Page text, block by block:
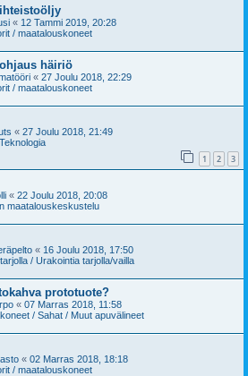
« 12 Tammi 2019, 20:28
/ maatalouskoneet
häiriö
« 27 Joulu 2018, 22:29
/ maatalouskoneet
« 27 Joulu 2018, 21:49
1 2 3
« 22 Joulu 2018, 20:08
maatalouskeskustelu
« 16 Joulu 2018, 17:50
/ Urakointia tarjolla/vailla
prototuote?
« 07 Marras 2018, 11:58
/ Sahat / Muut apuvälineet
« 02 Marras 2018, 18:18
/ maatalouskoneet